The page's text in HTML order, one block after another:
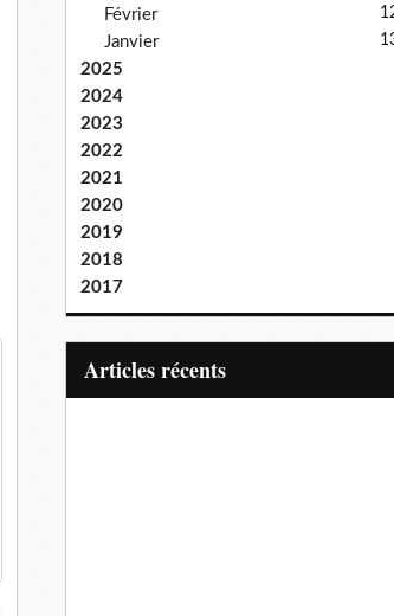
Février
Janvier
2025
2024
2023
2022
2021
2020
2019
2018
2017
articles récents